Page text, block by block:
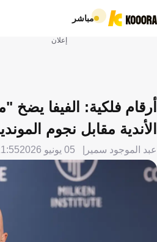
مباشر
إعلان
أرقام فلكية: الفيفا يضخ
الأندية مقابل نجوم
عبد الموجود سمير 05 يونيو 2026